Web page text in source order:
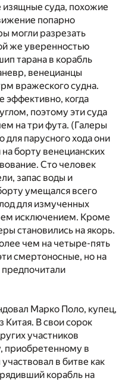
изящные суда, похожие
попарно
могли разрезать
же уверенностью
тарана в корабль
венецианцы
вражеского судна.
эффективно, когда
поэтому эти суда
на три фута. (Галеры
для парусного хода они
борту венецианских
Сто человек
запас воды и
умещался всего
для измученных
исключением. Кроме
становились на якорь.
чем на четыре-пять
смертоносные, но на
предпочитали
Марко Поло, купец,
Китая. В свои сорок
участников
приобретенному в
в битве как
корабль на